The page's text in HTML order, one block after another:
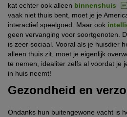
kat echter ook alleen binnenshuis
vaak niet thuis bent, moet je je
interactief speelgoed. Maar ook
geen vervanging voor soortgenoten.
is zeer sociaal. Vooral als je huisdier
alleen thuis zit, moet je eigenlijk
te nemen, idealiter zelfs al voordat je
in huis neemt!
Gezondheid en
Ondanks hun buitengewone vacht is